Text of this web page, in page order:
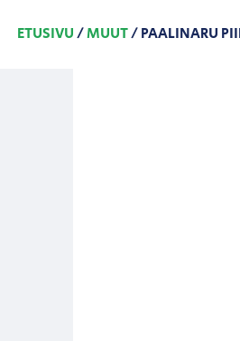
ETUSIVU/MUUT/ PAALINARU